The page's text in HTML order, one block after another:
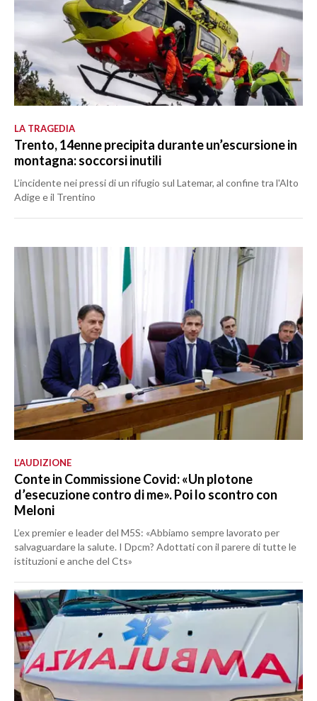
LA TRAGEDIA
Trento, 14enne precipita durante un’escursione in
montagna: soccorsi inutili
L’incidente nei pressi di un rifugio sul Latemar, al confine tra l'Alto
Adige e il Trentino
L’AUDIZIONE
Conte in Commissione Covid: «Un plotone
d’esecuzione contro di me». Poi lo scontro con
Meloni
L’ex premier e leader del M5S: «Abbiamo sempre lavorato per
salvaguardare la salute. I Dpcm? Adottati con il parere di tutte le
istituzioni e anche del Cts»